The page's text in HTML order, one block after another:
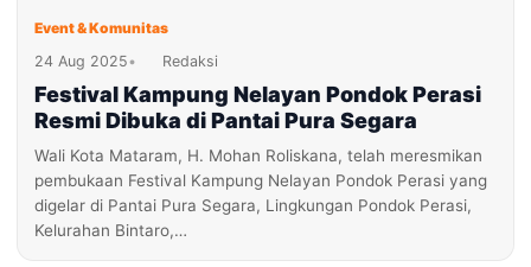
Event & Komunitas
24 Aug 2025• Redaksi
Festival Kampung Nelayan Pondok Perasi
Resmi Dibuka di Pantai Pura Segara
Wali Kota Mataram, H. Mohan Roliskana, telah meresmikan
pembukaan Festival Kampung Nelayan Pondok Perasi yang
digelar di Pantai Pura Segara, Lingkungan Pondok Perasi,
Kelurahan Bintaro,…